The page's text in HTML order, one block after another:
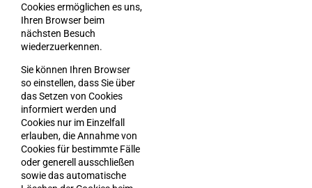
Cookies ermöglichen es uns,
Ihren Browser beim
nächsten Besuch
wiederzuerkennen.
Sie können Ihren Browser
so einstellen, dass Sie über
das Setzen von Cookies
informiert werden und
Cookies nur im Einzelfall
erlauben, die Annahme von
Cookies für bestimmte Fälle
oder generell ausschließen
sowie das automatische